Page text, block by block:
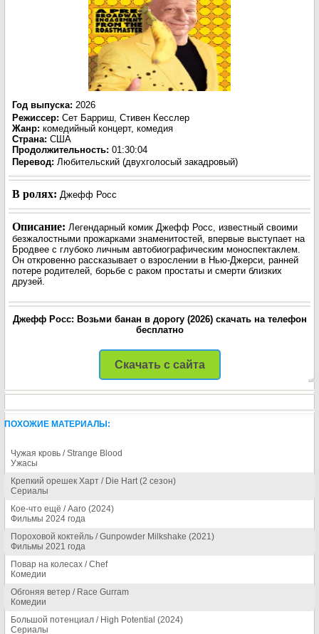
Год выпуска: 2026
Режиссер: Сет Барриш, Стивен Кесслер
Жанр: комедийный концерт, комедия
Страна: США
Продолжительность: 01:30:04
Перевод: Любительский (двухголосый закадровый)
В ролях: Джефф Росс
Описание: Легендарный комик Джефф Росс, известный своими
безжалостными прожарками знаменитостей, впервые выступает на
Бродвее с глубоко личным автобиографическим моноспектаклем.
Он откровенно рассказывает о взрослении в Нью-Джерси, ранней
потере родителей, борьбе с раком простаты и смерти близких
друзей.
Джефф Росс: Возьми банан в дорогу (2026) скачать на телефон
бесплатно
Скачать с сайта
ПОХОЖИЕ МАТЕРИАЛЫ:
Чужая кровь / Strange Blood
Ужасы
Крепкий орешек Харт / Die Hart (2 сезон)
Сериалы
Кое-что ещё / Aaro (2024)
Фильмы 2024 года
Пороховой коктейль / Gunpowder Milkshake (2021)
Фильмы 2021 года
Повар на колесах / Chef
Комедии
Обгоняя ветер / Race Gurram
Комедии
Большой потенциал / High Potential (2024)
Сериалы